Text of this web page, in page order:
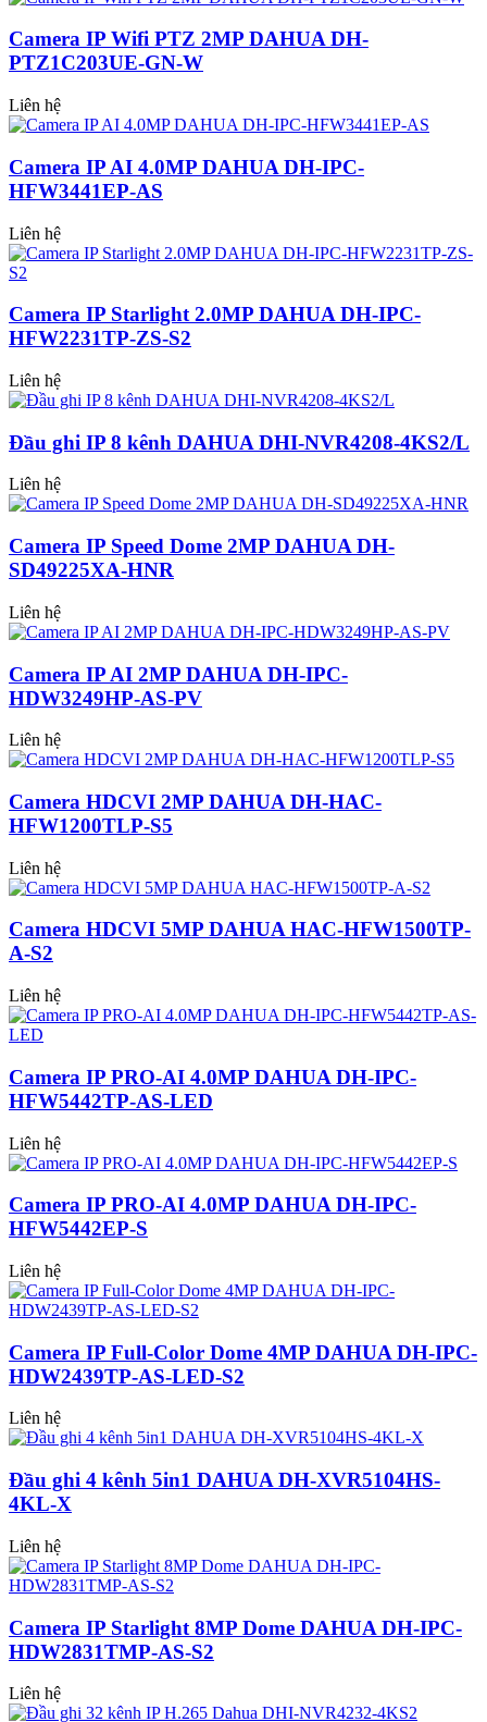
Camera IP Wifi PTZ 2MP DAHUA DH-
PTZ1C203UE-GN-W
Liên hệ
Camera IP AI 4.0MP DAHUA DH-IPC-
HFW3441EP-AS
Liên hệ
Camera IP Starlight 2.0MP DAHUA DH-IPC-
HFW2231TP-ZS-S2
Liên hệ
Đầu ghi IP 8 kênh DAHUA DHI-NVR4208-4KS2/L
Liên hệ
Camera IP Speed Dome 2MP DAHUA DH-
SD49225XA-HNR
Liên hệ
Camera IP AI 2MP DAHUA DH-IPC-
HDW3249HP-AS-PV
Liên hệ
Camera HDCVI 2MP DAHUA DH-HAC-
HFW1200TLP-S5
Liên hệ
Camera HDCVI 5MP DAHUA HAC-HFW1500TP-
A-S2
Liên hệ
Camera IP PRO-AI 4.0MP DAHUA DH-IPC-
HFW5442TP-AS-LED
Liên hệ
Camera IP PRO-AI 4.0MP DAHUA DH-IPC-
HFW5442EP-S
Liên hệ
Camera IP Full-Color Dome 4MP DAHUA DH-IPC-
HDW2439TP-AS-LED-S2
Liên hệ
Đầu ghi 4 kênh 5in1 DAHUA DH-XVR5104HS-
4KL-X
Liên hệ
Camera IP Starlight 8MP Dome DAHUA DH-IPC-
HDW2831TMP-AS-S2
Liên hệ